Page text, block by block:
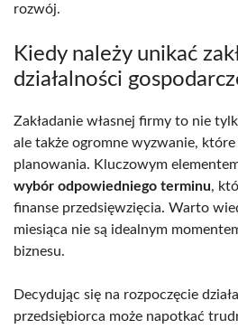
rozwój.
Kiedy należy unikać
działalności
Zakładanie własnej firmy to nie
ale także ogromne wyzwanie,
planowania. Kluczowym
wybór odpowiedniego terminu,
finanse przedsięwzięcia. Warto
miesiąca nie są idealnym
biznesu.
Decydując się na rozpoczęcie
przedsiębiorca może napotkać